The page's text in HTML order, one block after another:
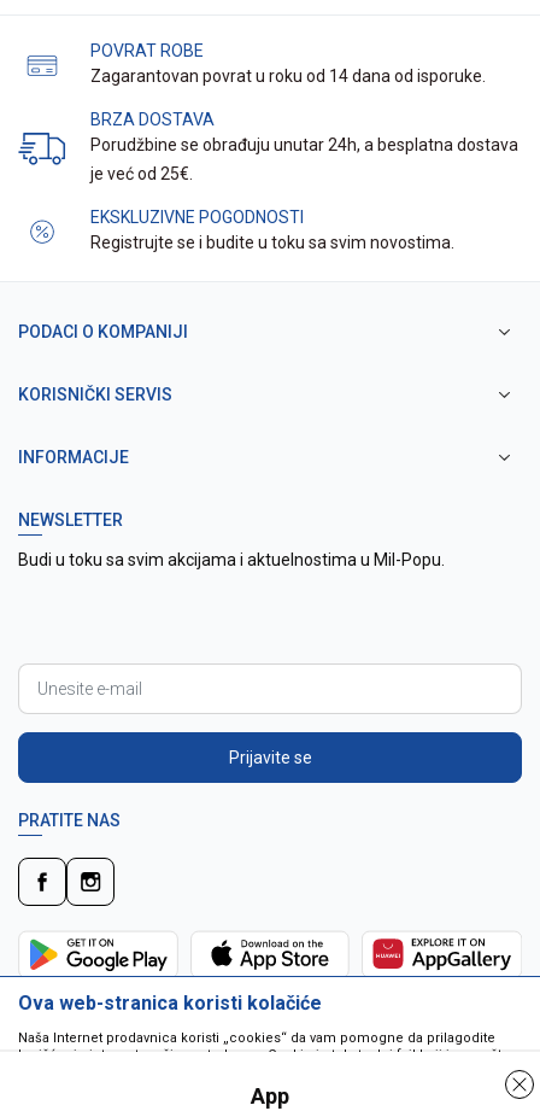
POVRAT ROBE
Zagarantovan povrat u roku od 14 dana od isporuke.
BRZA DOSTAVA
Porudžbine se obrađuju unutar 24h, a besplatna dostava
je već od 25€.
EKSKLUZIVNE POGODNOSTI
Registrujte se i budite u toku sa svim novostima.
PODACI O KOMPANIJI
KORISNIČKI SERVIS
INFORMACIJE
NEWSLETTER
Budi u toku sa svim akcijama i aktuelnostima u Mil-Popu.
Prijavite se
PRATITE NAS
Ova web-stranica koristi kolačiće
Naša Internet prodavnica koristi „cookies“ da vam pomogne da prilagodite
korišćenje interneta vašim potrebama. Cookie je tekstualni fajl koji je smešten
da pokrenu program ili da isporuče virus vašem računaru. Cookie-i su
jedinstveno dodeljeni vama, i jedino mogu biti pročitani od strane web servera
App